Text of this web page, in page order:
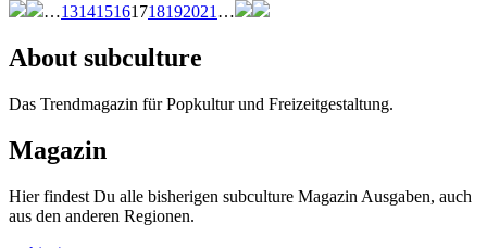
…131415161718192021 …
About subculture
Das Trendmagazin für Popkultur und Freizeitgestaltung.
Magazin
Hier findest Du alle bisherigen subculture Magazin Ausgaben, auch
aus den anderen Regionen.